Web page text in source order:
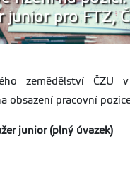
junior pro FTZ,
zemědělství ČZU
obsazení pracovní
junior (plný úvazek)